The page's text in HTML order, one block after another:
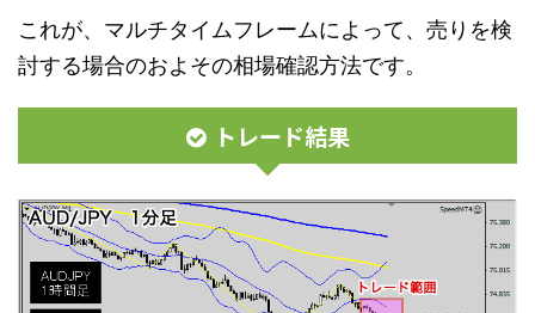
これが、マルチタイムフレームによって、売りを検
討する場合のおよその相場確認方法です。
トレード結果